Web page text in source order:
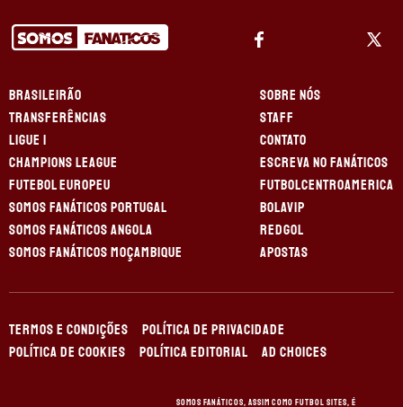
BRASILEIRÃO
TRANSFERÊNCIAS
LIGUE 1
CHAMPIONS LEAGUE
FUTEBOL EUROPEU
SOMOS FANÁTICOS PORTUGAL
SOMOS FANÁTICOS ANGOLA
SOMOS FANÁTICOS MOÇAMBIQUE
SOBRE NÓS
STAFF
CONTATO
ESCREVA NO FANÁTICOS
FUTBOLCENTROAMERICA
BOLAVIP
REDGOL
APOSTAS
TERMOS E CONDIÇÕES
POLÍTICA DE PRIVACIDADE
POLÍTICA DE COOKIES
POLÍTICA EDITORIAL AD CHOICES
Somos Fanáticos, assim como Futbol Sites, é